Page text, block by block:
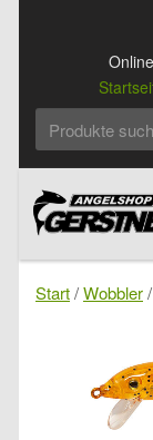
Start/Wobbler